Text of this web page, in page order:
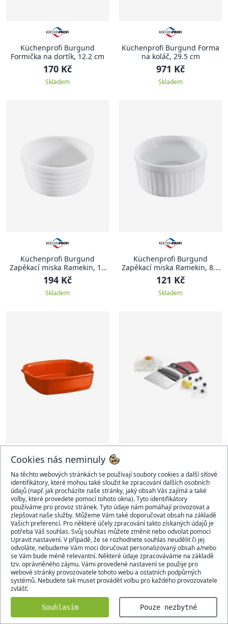
Küchenprofi Burgund
Formička na dortík, 12.2 cm
170 Kč
Skladem
Küchenprofi Burgund Forma
na koláč, 29.5 cm
971 Kč
Skladem
Küchenprofi Burgund
Zapékací miska Ramekin, 11
cm
194 Kč
Skladem
Küchenprofi Burgund
Zapékací miska Ramekin, 8.8
cm
121 Kč
Skladem
Emile Henry Ultime Zapékací
čtvercová mísa Ultime, 28 x 24
cm, oranžová Toscane
1 090 Kč
Skladem
Küchenprofi Bake 3 dílný set
pomocníků na pečení
364 Kč
Skladem
Cookies nás neminuly
Na těchto webových stránkách se používají soubory cookies a další síťové
identifikátory, které mohou také sloužit ke zpracování dalších osobních
údajů (např. jak procházíte naše stránky, jaký obsah Vás zajímá a také
volby, které provedete pomocí tohoto okna). Tyto identifikátory
používáme pro provoz stránek. Tyto údaje nám pomáhají provozovat a
zlepšovat naše služby. Můžeme Vám také doporučovat obsah na základě
Vašich preferencí. Pro některé účely zpracování takto získaných údajů je
potřeba Váš souhlas. Svůj souhlas můžete změnit nebo odvolat pomocí
Upravit nastavení. V případě, že se rozhodnete souhlas neudělit či jej
odvoláte, nebudeme Vám moci doručovat personalizovaný obsah a/nebo
se Vám bude méně relevantní. Některé údaje zpracováváme na základě
tzv. oprávněného zájmu. Vámi provedené nastavení se použije pro
webové stránky provozovatele tohoto webu a ostatních podpůrných
systémů. Nebudete tak muset provádět volbu pro každého provozovatele
zvlášť.
Souhlasím Pouze nezbytné